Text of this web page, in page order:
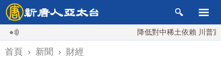
降低對中稀土依賴 川普宣布礦
首頁 › 新聞 › 財經